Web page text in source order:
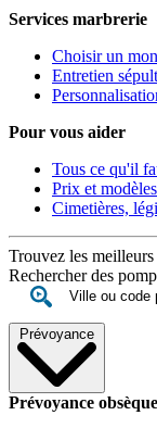
Services marbrerie
Choisir un
Entretien
Pour vous aider
Tous ce qu'il
Prix et
Cimetières,
Trouvez les
Rechercher des
Prévoyance
Prévoyance